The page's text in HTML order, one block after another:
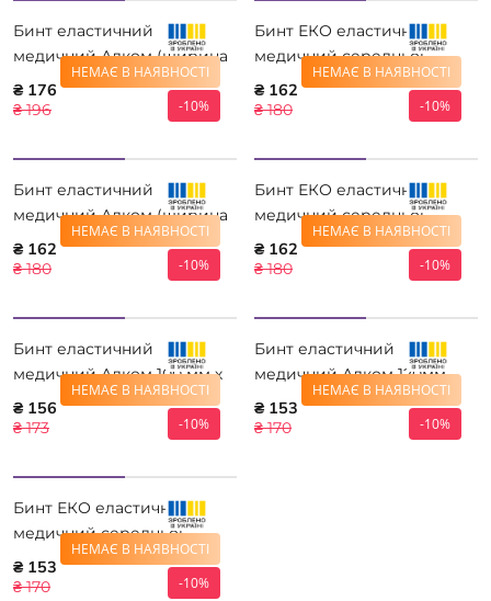
НЕМАЄ В НАЯВНОСТІ
-10%
Бинт еластичний
медичний Алком (ширина
8,0 см) 4,0м 5508А-4
₴ 176
₴ 196
НЕМАЄ В НАЯВНОСТІ
-10%
Бинт ЕКО еластичний
медичний середньої
розтяжності 8 см * 3,5 м
₴ 162
₴ 180
НЕМАЄ В НАЯВНОСТІ
-10%
Бинт еластичний
медичний Алком (ширина
8,0 см) 3,5м 5508А-3,5
₴ 162
₴ 180
НЕМАЄ В НАЯВНОСТІ
-10%
Бинт ЕКО еластичний
медичний середньої
розтяжності 10 см*8 м
₴ 162
₴ 180
НЕМАЄ В НАЯВНОСТІ
-10%
Бинт еластичний
медичний Алком 100 мм х
2,5 м
₴ 156
₴ 173
НЕМАЄ В НАЯВНОСТІ
-10%
Бинт еластичний
медичний Алком 120мм
3,0м
₴ 153
₴ 170
НЕМАЄ В НАЯВНОСТІ
-10%
Бинт ЕКО еластичний
медичний середньої
розтяжності 8 см * 10 м
₴ 153
₴ 170